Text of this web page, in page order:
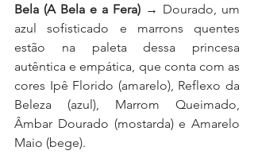
Bela (A Bela e a Fera) → Dourado, um
azul sofisticado e marrons quentes
estão na paleta dessa princesa
autêntica e empática, que conta com as
cores Ipê Florido (amarelo), Reflexo da
Beleza (azul), Marrom Queimado,
Âmbar Dourado (mostarda) e Amarelo
Maio (bege).